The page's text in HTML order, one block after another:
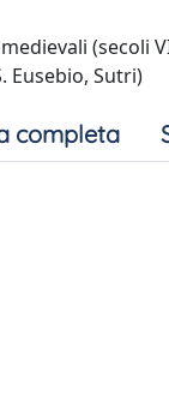
(secoli
Eusebio, Sutri)
completa